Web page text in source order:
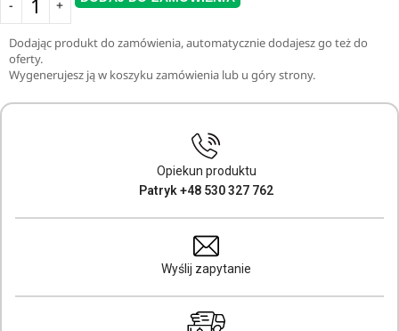
Dodając produkt do zamówienia, automatycznie dodajesz go też do
oferty.
Wygenerujesz ją w koszyku zamówienia lub u góry strony.
Opiekun produktu
Patryk +48 530 327 762
Wyślij zapytanie